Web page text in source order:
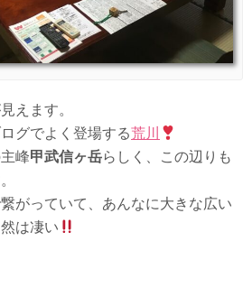
えます。
グでよく登場する荒川
峰甲武信ヶ岳らしく、この辺りも
がっていて、あんなに大きな広い
は凄い